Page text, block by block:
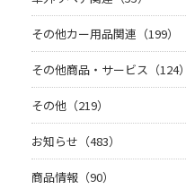
その他カー用品関連（199）
その他商品・サービス（124）
その他（219）
お知らせ（483）
商品情報（90）